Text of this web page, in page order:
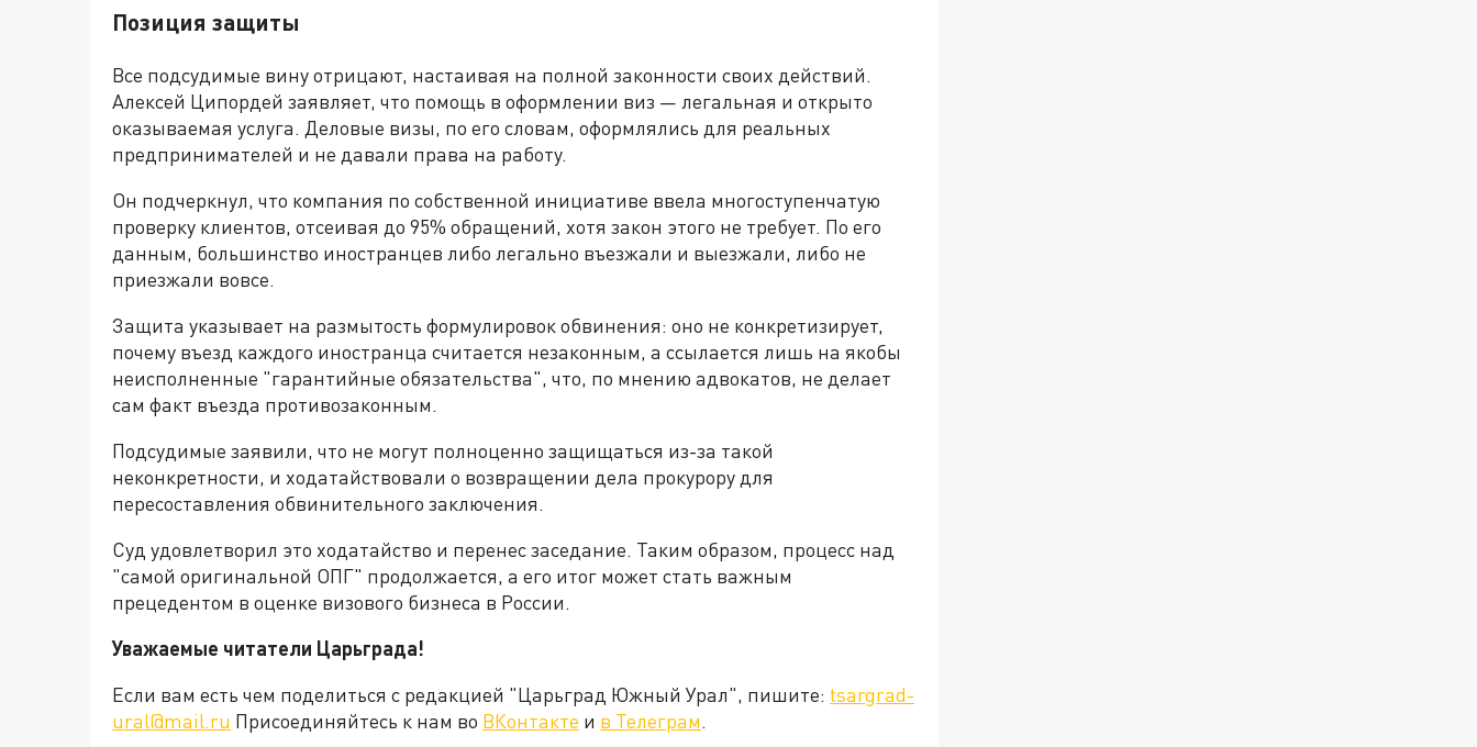
Позиция защиты
Все подсудимые вину отрицают, настаивая на полной законности своих действий.
Алексей Ципордей заявляет, что помощь в оформлении виз — легальная и открыто
оказываемая услуга. Деловые визы, по его словам, оформлялись для реальных
предпринимателей и не давали права на работу.
Он подчеркнул, что компания по собственной инициативе ввела многоступенчатую
проверку клиентов, отсеивая до 95% обращений, хотя закон этого не требует. По его
данным, большинство иностранцев либо легально въезжали и выезжали, либо не
приезжали вовсе.
Защита указывает на размытость формулировок обвинения: оно не конкретизирует,
почему въезд каждого иностранца считается незаконным, а ссылается лишь на якобы
неисполненные "гарантийные обязательства", что, по мнению адвокатов, не делает
сам факт въезда противозаконным.
Подсудимые заявили, что не могут полноценно защищаться из-за такой
неконкретности, и ходатайствовали о возвращении дела прокурору для
пересоставления обвинительного заключения.
Суд удовлетворил это ходатайство и перенес заседание. Таким образом, процесс над
"самой оригинальной ОПГ" продолжается, а его итог может стать важным
прецедентом в оценке визового бизнеса в России.
Уважаемые читатели Царьграда!
Если вам есть чем поделиться с редакцией "Царьград Южный Урал", пишите: tsargrad-
ural@mail.ru Присоединяйтесь к нам во ВКонтакте и в Телеграм.